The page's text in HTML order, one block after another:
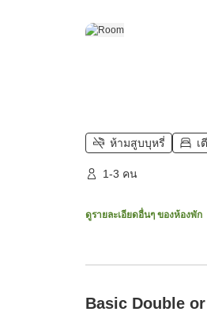
ห้ามสูบบุหรี่ เ
1-3 คน
ดูรายละเอียดอื่นๆ ของห้องพัก
Basic Double